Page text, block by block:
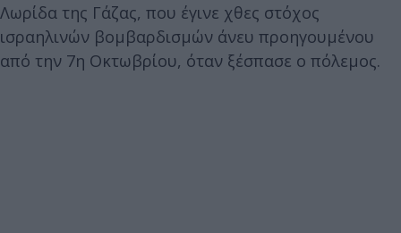
Λωρίδα της Γάζας, που έγινε χθες στόχος
ισραηλινών βομβαρδισμών άνευ προηγουμένου
από την 7η Οκτωβρίου, όταν ξέσπασε ο πόλεμος.